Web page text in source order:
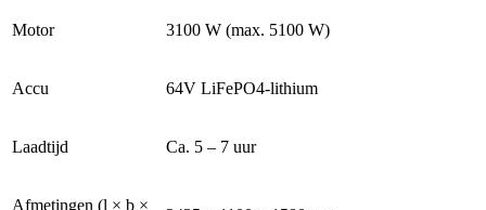
Motor 3100 W (max. 5100 W)
Accu 64V LiFePO4-lithium
Laadtijd Ca. 5 – 7 uur
Afmetingen (l × b ×